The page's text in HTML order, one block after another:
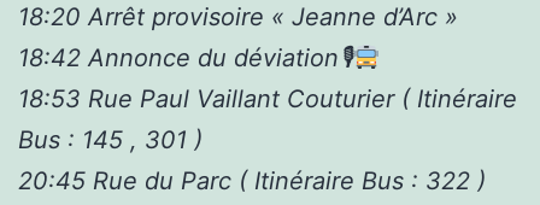
18:20 Arrêt provisoire « Jeanne d’Arc »
18:42 Annonce du déviation🎙
18:53 Rue Paul Vaillant Couturier ( Itinéraire
Bus : 145 , 301 )
20:45 Rue du Parc ( Itinéraire Bus : 322 )